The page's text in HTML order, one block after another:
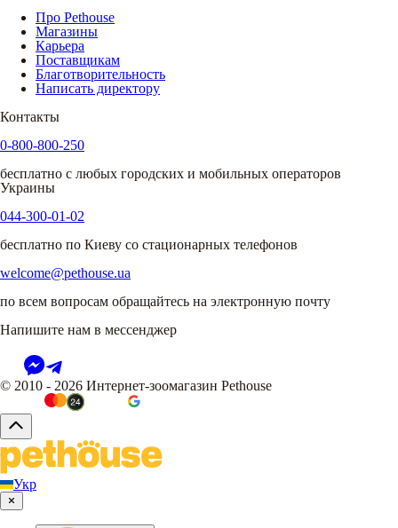
Про Pethouse
Магазины
Карьера
Поставщикам
Благотворительность
Написать директору
Контакты
0-800-800-250
бесплатно с любых городских и мобильных операторов
Украины
044-300-01-02
бесплатно по Киеву со стационарных телефонов
welcome@pethouse.ua
по всем вопросам обращайтесь на электронную почту
Напишите нам в мессенджер
© 2010 - 2026 Интернет-зоомагазин Pethouse
Укр